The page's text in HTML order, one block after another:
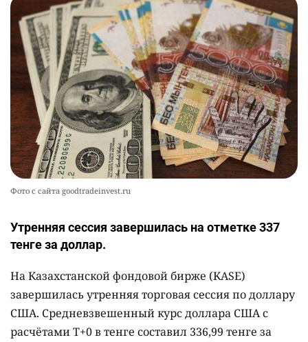
Фото с сайта goodtradeinvest.ru
Утренняя сессия завершилась на отметке 337
тенге за доллар.
На Казахстанской фондовой бирже (KASE)
завершилась утренняя торговая сессия по доллару
США. Средневзвешенный курс доллара США с
расчётами T+0 в тенге составил 336,99 тенге за